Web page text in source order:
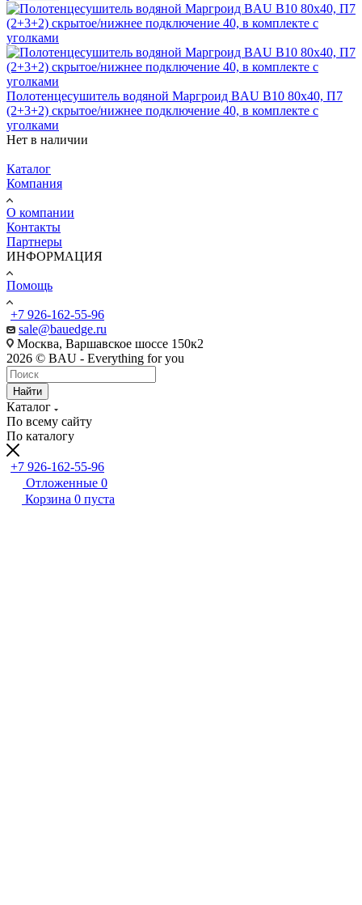
Полотенцесушитель водяной Маргроид BAU В10 80х40, П7
(2+3+2) скрытое/нижнее подключение 40, в комплекте с
уголками
Нет в наличии
Каталог
Компания
О компании
Контакты
Партнеры
ИНФОРМАЦИЯ
Помощь
+7 926-162-55-96
sale@bauedge.ru
Москва, Варшавское шоссе 150к2
2026 © BAU - Everything for you
Найти
Каталог
По всему сайту
По каталогу
+7 926-162-55-96
Отложенные 0
Корзина 0 пуста